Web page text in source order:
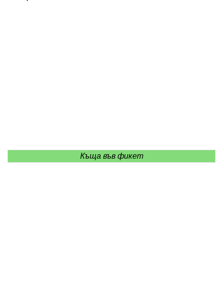
Къща във фикет